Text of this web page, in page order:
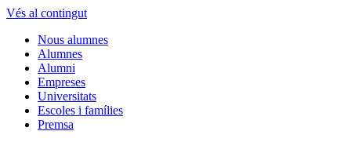
Vés al contingut
Nous alumnes
Alumnes
Alumni
Empreses
Universitats
Escoles i famílies
Premsa